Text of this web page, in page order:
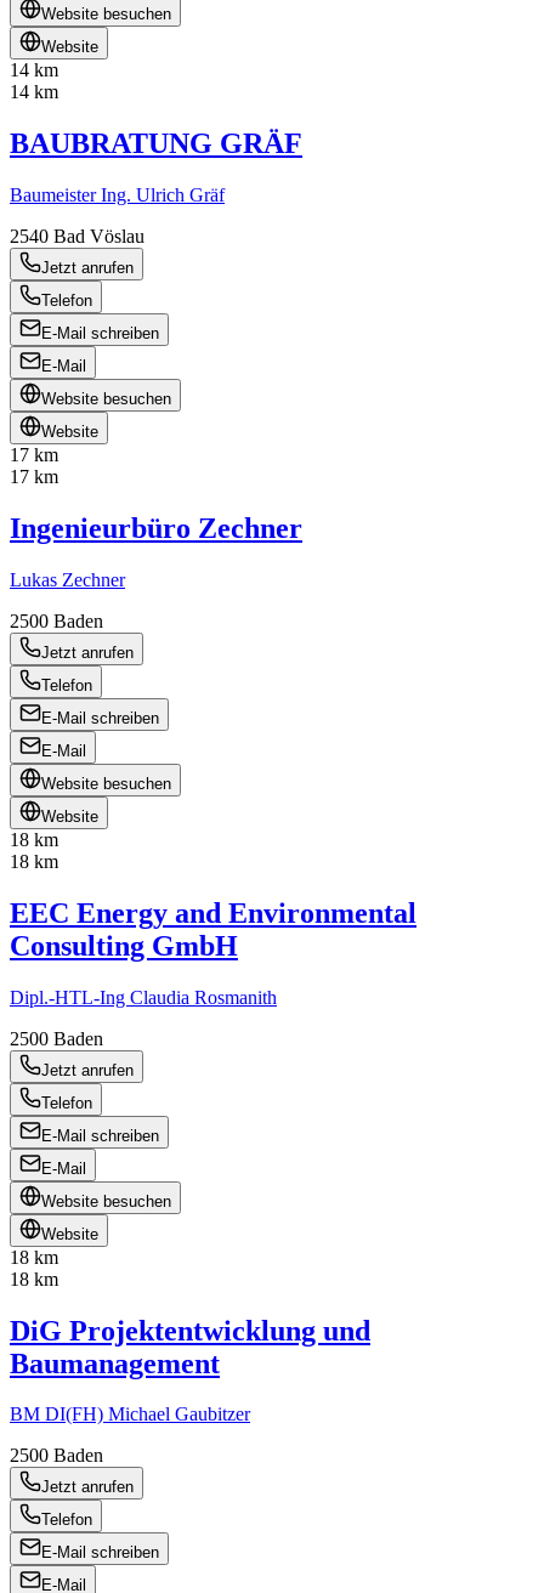
Website besuchen
Website
14 km
14 km
BAUBRATUNG GRÄF
Baumeister Ing. Ulrich Gräf
2540 Bad Vöslau
Jetzt anrufen
Telefon
E-Mail schreiben
E-Mail
Website besuchen
Website
17 km
17 km
Ingenieurbüro Zechner
Lukas Zechner
2500 Baden
Jetzt anrufen
Telefon
E-Mail schreiben
E-Mail
Website besuchen
Website
18 km
18 km
EEC Energy and Environmental
Consulting GmbH
Dipl.-HTL-Ing Claudia Rosmanith
2500 Baden
Jetzt anrufen
Telefon
E-Mail schreiben
E-Mail
Website besuchen
Website
18 km
18 km
DiG Projektentwicklung und
Baumanagement
BM DI(FH) Michael Gaubitzer
2500 Baden
Jetzt anrufen
Telefon
E-Mail schreiben
E-Mail